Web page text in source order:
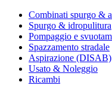
Combinati spurgo &
Spurgo & idropulitura
Pompaggio e
Spazzamento stradale
Aspirazione (DISAB)
Usato & Noleggio
Ricambi